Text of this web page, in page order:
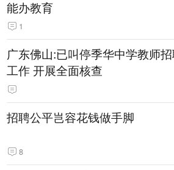
能办教育
1
广东佛山:已叫停季华中学教师
工作 开展全面核查
招聘公平岂容花钱做手脚
8